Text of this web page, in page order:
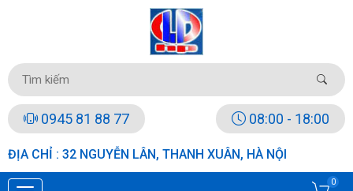
0945 81 88 77 08:00 - 18:00
ĐỊA CHỈ : 32 NGUYỄN LÂN, THANH XUÂN, HÀ NỘI
0